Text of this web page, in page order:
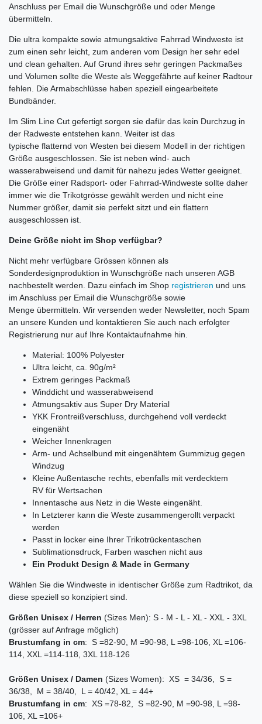
Anschluss per Email die Wunschgröße und oder Menge
übermitteln.
Die ultra kompakte sowie atmungsaktive Fahrrad Windweste ist
zum einen sehr leicht, zum anderen vom Design her sehr edel
und clean gehalten. Auf Grund ihres sehr geringen Packmaßes
und Volumen sollte die Weste als Weggefährte auf keiner Radtour
fehlen. Die Armabschlüsse haben speziell eingearbeitete
Bundbänder.
Im Slim Line Cut gefertigt sorgen sie dafür das kein Durchzug in
der Radweste entstehen kann. Weiter ist das
typische flatternd von Westen bei diesem Modell in der richtigen
Größe ausgeschlossen. Sie ist neben wind- auch
wasserabweisend und damit für nahezu jedes Wetter geeignet.
Die Größe einer Radsport- oder Fahrrad-Windweste sollte daher
immer wie die Trikotgrösse gewählt werden und nicht eine
Nummer größer, damit sie perfekt sitzt und ein flattern
ausgeschlossen ist.
Deine Größe nicht im Shop verfügbar?
Nicht mehr verfügbare Grössen können als
Sonderdesignproduktion in Wunschgröße nach unseren AGB
nachbestellt werden. Dazu einfach im Shop registrieren und uns
im Anschluss per Email die Wunschgröße sowie
Menge übermitteln. Wir versenden weder Newsletter, noch Spam
an unsere Kunden und kontaktieren Sie auch nach erfolgter
Registrierung nur auf Ihre Kontaktaufnahme hin.
Material: 100% Polyester
Ultra leicht, ca. 90g/m²
Extrem geringes Packmaß
Winddicht und wasserabweisend
Atmungsaktiv aus Super Dry Material
YKK Frontreißverschluss, durchgehend voll verdeckt
eingenäht
Weicher Innenkragen
Arm- und Achselbund mit eingenähtem Gummizug gegen
Windzug
Kleine Außentasche rechts, ebenfalls mit verdecktem
RV für Wertsachen
Innentasche aus Netz in die Weste eingenäht.
In Letzterer kann die Weste zusammengerollt verpackt
werden
Passt in locker eine Ihrer Trikotrückentaschen
Sublimationsdruck, Farben waschen nicht aus
Ein Produkt Design & Made in Germany
Wählen Sie die Windweste in identischer Größe zum Radtrikot, da
diese speziell so konzipiert sind.
Größen Unisex / Herren (Sizes Men): S - M - L - XL - XXL - 3XL
(grösser auf Anfrage möglich)
Brustumfang in cm: S =82-90, M =90-98, L =98-106, XL =106-
114, XXL =114-118, 3XL 118-126
Größen Unisex / Damen (Sizes Women): XS = 34/36, S =
36/38, M = 38/40, L = 40/42, XL = 44+
Brustumfang in cm: XS =78-82, S =82-90, M =90-98, L =98-
106, XL =106+